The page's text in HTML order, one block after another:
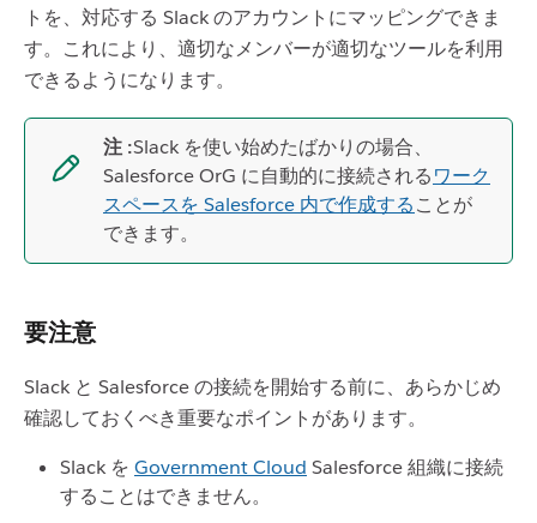
トを、対応する Slack のアカウントにマッピングできま
す。これにより、適切なメンバーが適切なツールを利用
できるようになります。
注 :Slack を使い始めたばかりの場合、
Salesforce OrG に自動的に接続されるワーク
スペースを Salesforce 内で作成することが
できます。
要注意
Slack と Salesforce の接続を開始する前に、あらかじめ
確認しておくべき重要なポイントがあります。
Slack を Government Cloud Salesforce 組織に接続
することはできません。